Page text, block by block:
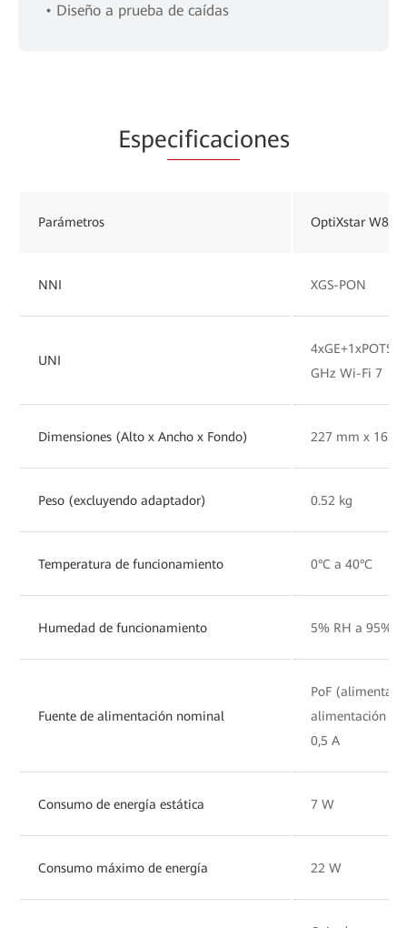
• Diseño a prueba de caídas
Especificaciones
Parámetros OptiXstar
NNI XGS-PON
UNI
GHz Wi-Fi 7
Dimensiones (Alto x Ancho x Fondo) 227 mm x 165
Peso (excluyendo adaptador) 0.52 kg
Temperatura de funcionamiento 0°C a 40°C
Humedad de funcionamiento 5% RH a 95%
Fuente de alimentación nominal
PoF
alimentación a
0,5 A
Consumo de energía estática 7 W
Consumo máximo de energía 22 W